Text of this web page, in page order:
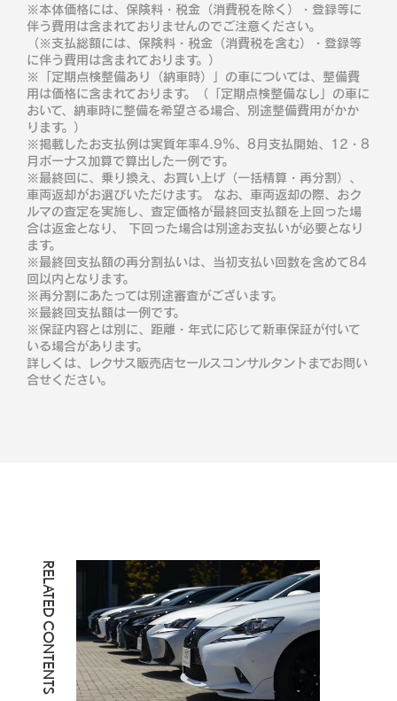
※本体価格には、保険料・税金（消費税を除く）・登録等に
伴う費用は含まれておりませんのでご注意ください。
（※支払総額には、保険料・税金（消費税を含む）・登録等
に伴う費用は含まれております。）
※「定期点検整備あり（納車時）」の車については、整備費
用は価格に含まれております。（「定期点検整備なし」の車に
おいて、納車時に整備を希望さる場合、別途整備費用がかか
ります。）
※掲載したお支払例は実質年率4.9％、8月支払開始、12・8
月ボーナス加算で算出した一例です。
※最終回に、乗り換え、お買い上げ（一括精算・再分割）、
車両返却がお選びいただけます。 なお、車両返却の際、おク
ルマの査定を実施し、査定価格が最終回支払額を上回った場
合は返金となり、 下回った場合は別途お支払いが必要となり
ます。
※最終回支払額の再分割払いは、当初支払い回数を含めて84
回以内となります。
※再分割にあたっては別途審査がございます。
※最終回支払額は一例です。
※保証内容とは別に、距離・年式に応じて新車保証が付いて
いる場合があります。
詳しくは、レクサス販売店セールスコンサルタントまでお問い
合せください。
RELATED CONTENTS